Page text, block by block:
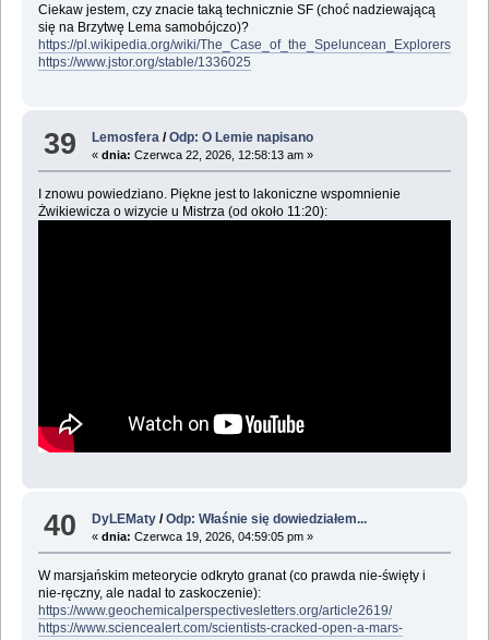
Ciekaw jestem, czy znacie taką technicznie SF (choć nadziewającą
się na Brzytwę Lema samobójczo)?
https://pl.wikipedia.org/wiki/The_Case_of_the_Speluncean_Explorers
https://www.jstor.org/stable/1336025
39 Lemosfera /Odp: O Lemie napisano
«dnia: Czerwca 22, 2026, 12:58:13 am »
I znowu powiedziano. Piękne jest to lakoniczne wspomnienie
Żwikiewicza o wizycie u Mistrza (od około 11:20):
40 DyLEMaty /Odp: Właśnie się dowiedziałem...
«dnia: Czerwca 19, 2026, 04:59:05 pm »
W marsjańskim meteorycie odkryto granat (co prawda nie-święty i
nie-ręczny, ale nadal to zaskoczenie):
https://www.geochemicalperspectivesletters.org/article2619/
https://www.sciencealert.com/scientists-cracked-open-a-mars-